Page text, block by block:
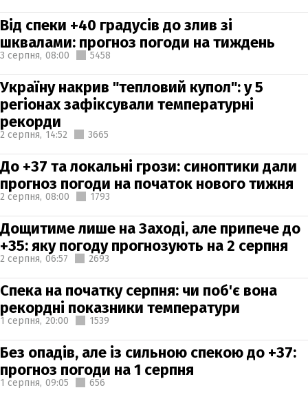
Від спеки +40 градусів до злив зі
шквалами: прогноз погоди на тиждень
3 серпня, 08:00 5458
Україну накрив "тепловий купол": у 5
регіонах зафіксували температурні
рекорди
2 серпня, 14:52 3665
До +37 та локальні грози: синоптики дали
прогноз погоди на початок нового тижня
2 серпня, 08:00 1793
Дощитиме лише на Заході, але припече до
+35: яку погоду прогнозують на 2 серпня
2 серпня, 06:57 2693
Спека на початку серпня: чи поб'є вона
рекордні показники температури
1 серпня, 20:00 1539
Без опадів, але із сильною спекою до +37:
прогноз погоди на 1 серпня
1 серпня, 09:05 656